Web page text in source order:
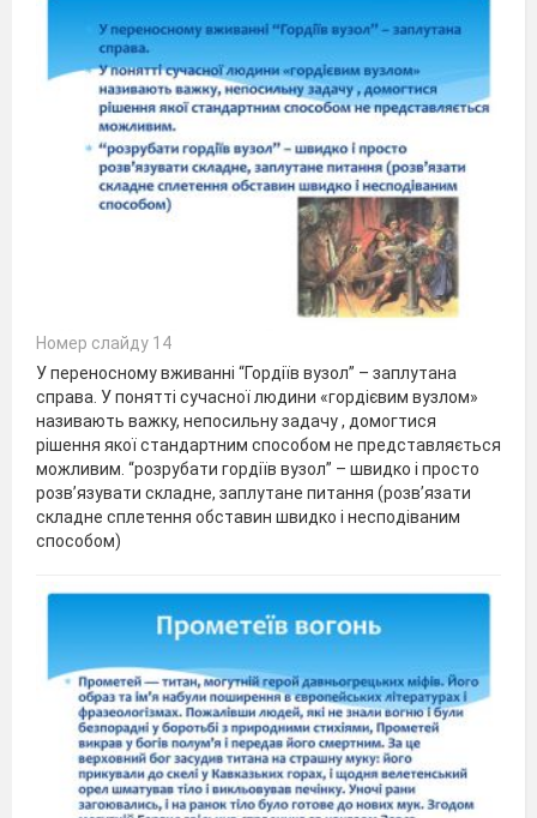
Номер слайду 14
У переносному вживанні “Гордіїв вузол” – заплутана
справа. У понятті сучасної людини «гордієвим вузлом»
називають важку, непосильну задачу , домогтися
рішення якої стандартним способом не представляється
можливим. “розрубати гордіїв вузол” – швидко і просто
розв’язувати складне, заплутане питання (розв’язати
складне сплетення обставин швидко і несподіваним
способом)